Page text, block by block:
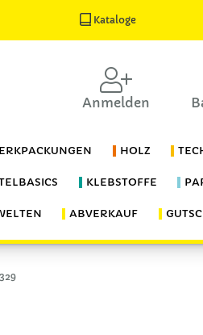
Kataloge
Anmelden
HOLZ
KLEBSTOFFE
ABVERKAUF